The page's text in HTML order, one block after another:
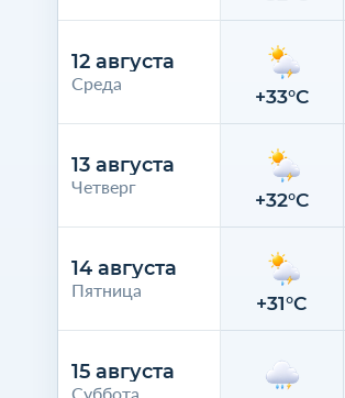
12 августа
Среда
13 августа
Четверг
14 августа
Пятница
15 августа
Суббота
+33°C
+32°C
+31°C